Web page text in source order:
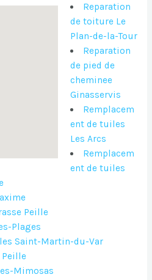
Reparation
de toiture Le
Plan-de-la-Tour
Reparation
de pied de
cheminee
Ginasservis
Remplacem
ent de tuiles
Les Arcs
Remplacem
ent de tuiles
Peille
Plages
Saint-Martin-du-Var
Mimosas